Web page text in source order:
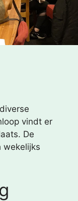
vindt er
De
wekelijks